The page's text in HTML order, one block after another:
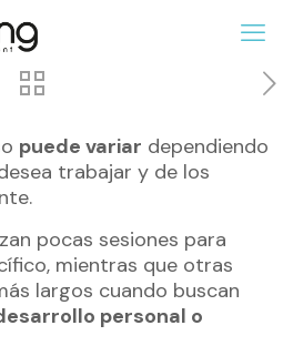
puede variar dependiendo
trabajar y de los
pocas sesiones para
mientras que otras
largos cuando buscan
personal o